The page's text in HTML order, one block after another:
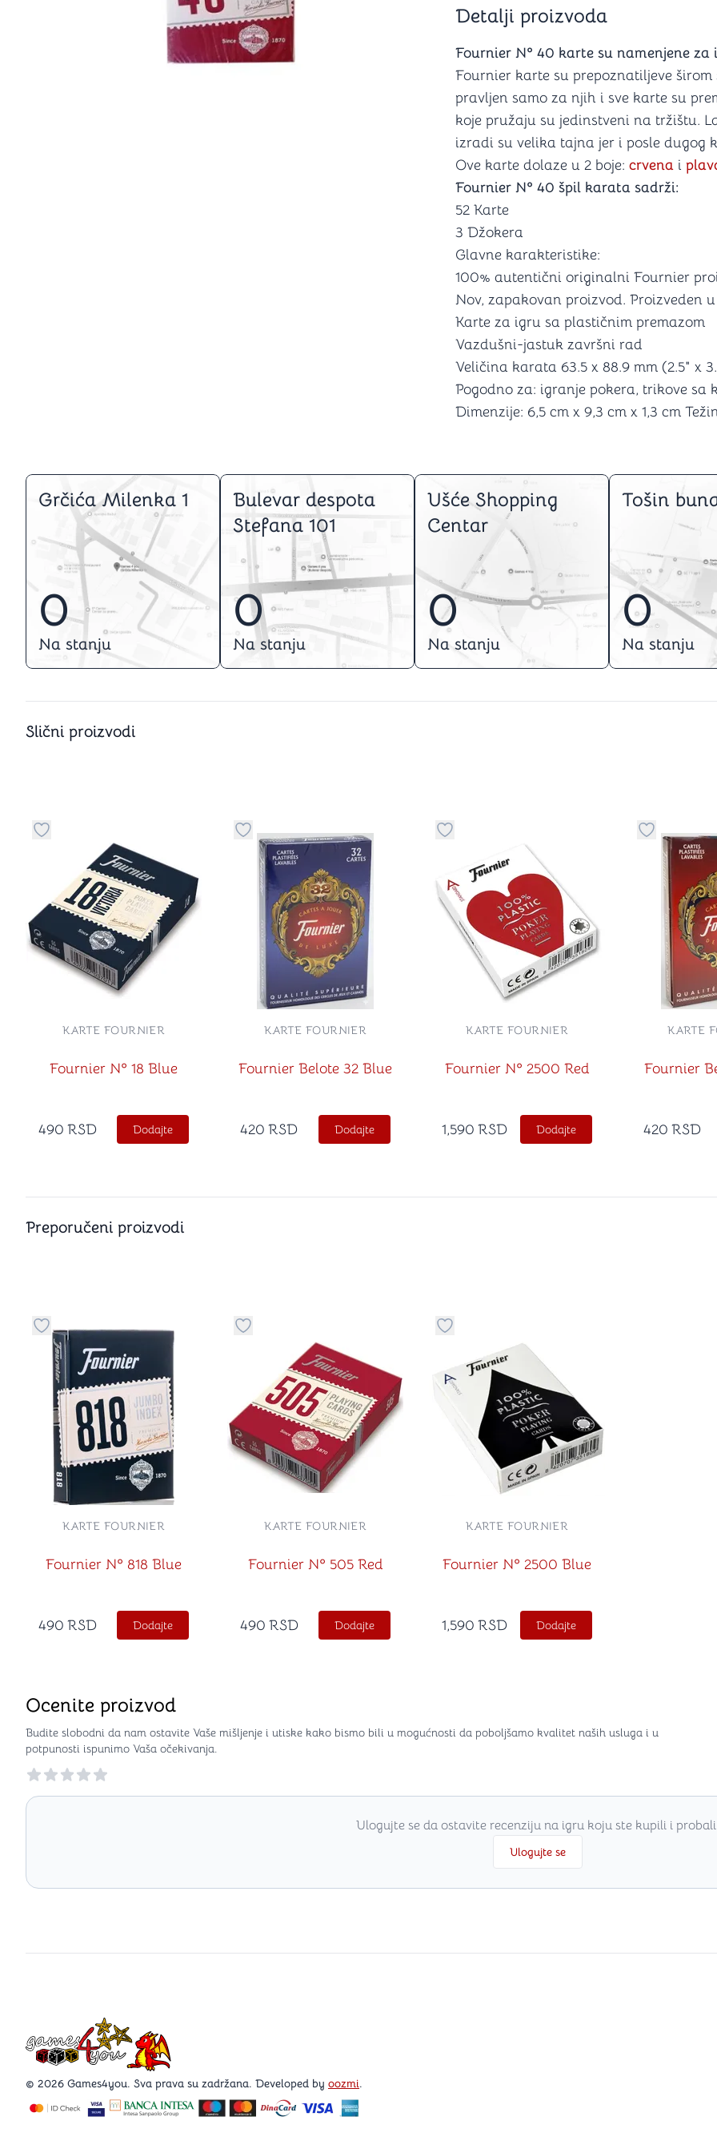
Puzzle 1000 delova
Puzzle 2000 delova
(TCG)
Šah
Domine
Backgammon (Tavla)
Kutijice
Mozgalice
Hanayama
Kocke
Ostale mozgalice
Stripovi
Detalji proizvoda
Fournier Nº 40 karte su namenjene
Fournier karte su prepoznatiljeve
pravljen samo za njih i sve karte su
koje pružaju su jedinstveni na tržištu.
izradi su velika tajna jer i posle dugog
Ove karte dolaze u 2 boje: crvena i
Fournier Nº 40​ špil karata sadrži:
52 Karte
3 Džokera
Glavne karakteristike:
100% autentični originalni Fournier
Nov, zapakovan proizvod. Proizveden
Karte za igru sa plastičnim premazom
Vazdušni-jastuk završni rad
Veličina karata 63.5 x 88.9 mm (2.5" x
Pogodno za: igranje pokera, trikove
Dimenzije: 6,5 cm x 9,3 cm x 1,3 cm
Grčića Milenka 1
0
Na stanju
Bulevar despota
Stefana 101
0
Na stanju
Ušće Shopping
Centar
0
Na stanju
Tošin
0
Na stanju
Slični proizvodi
Dugme za dodavanje stvari u kategoriju omiljeno
Fournier Nº 18 Blue
KARTE FOURNIER
490 RSD Dodajte
Dugme za dodavanje stvari u kategoriju omiljeno
Fournier Belote 32 Blue
KARTE FOURNIER
420 RSD Dodajte
Dugme za dodavanje stvari u kategoriju
Fournier Nº 2500 Red
KARTE FOURNIER
1,590 RSD Dodajte
Dugme za
Fournier
KARTE
420 RSD
Preporučeni proizvodi
Dugme za dodavanje stvari u kategoriju omiljeno
Fournier Nº 818 Blue
KARTE FOURNIER
490 RSD Dodajte
Dugme za dodavanje stvari u kategoriju omiljeno
Fournier Nº 505 Red
KARTE FOURNIER
490 RSD Dodajte
Dugme za dodavanje stvari u kategoriju omiljeno
Fournier Nº 2500 Blue
KARTE FOURNIER
1,590 RSD Dodajte
Ocenite proizvod
Budite slobodni da nam ostavite Vaše mišljenje i utiske kako bismo bili u mogućnosti da poboljšamo kvalitet naših usluga i u
potpunosti ispunimo Vaša očekivanja.
Reviews
Ulogujte se da ostavite recenziju na igru koju ste kupili i
Ulogujte se
Games4you logo
© 2026 Games4you. Sva prava su zadržana. Developed by oozmi.